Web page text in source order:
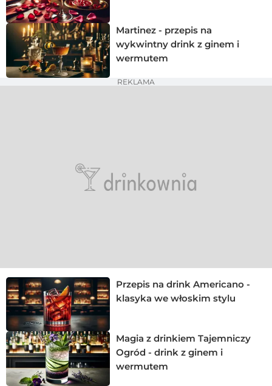
Martinez - przepis na
wykwintny drink z ginem i
wermutem
REKLAMA
Przepis na drink Americano -
klasyka we włoskim stylu
Magia z drinkiem Tajemniczy
Ogród - drink z ginem i
wermutem